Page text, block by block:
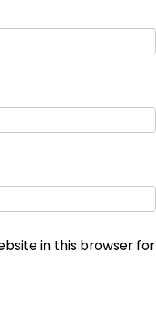
in this browser for